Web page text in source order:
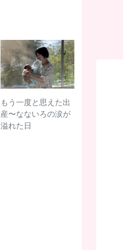
もう一度と思えた出
産〜なないろの涙が
溢れた日